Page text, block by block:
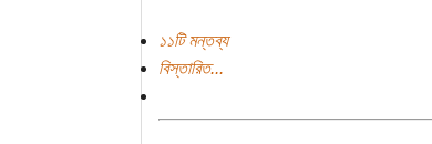
১১টি মন্তব্য
বিস্তারিত...